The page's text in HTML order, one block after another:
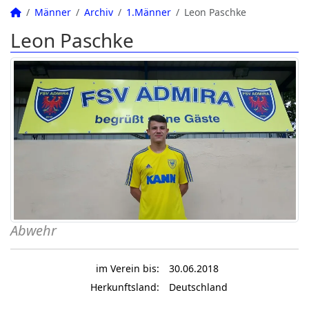
Männer Archiv 1.Männer Leon Paschke
Leon Paschke
Abwehr
im Verein bis:
30.06.2018
Herkunftsland:
Deutschland